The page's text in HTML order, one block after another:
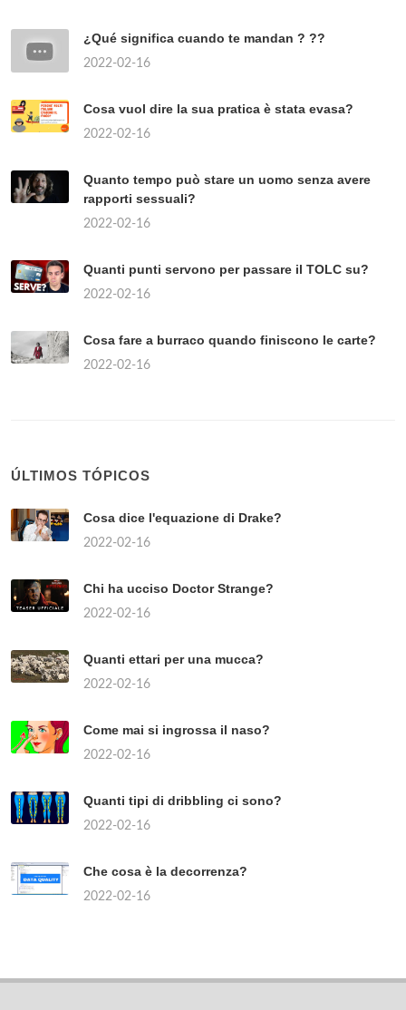
¿Qué significa cuando te mandan ? ??
2022-02-16
Cosa vuol dire la sua pratica è stata evasa?
2022-02-16
Quanto tempo può stare un uomo senza avere
rapporti sessuali?
2022-02-16
Quanti punti servono per passare il TOLC su?
2022-02-16
Cosa fare a burraco quando finiscono le carte?
2022-02-16
ÚLTIMOS TÓPICOS
Cosa dice l'equazione di Drake?
2022-02-16
Chi ha ucciso Doctor Strange?
2022-02-16
Quanti ettari per una mucca?
2022-02-16
Come mai si ingrossa il naso?
2022-02-16
Quanti tipi di dribbling ci sono?
2022-02-16
Che cosa è la decorrenza?
2022-02-16